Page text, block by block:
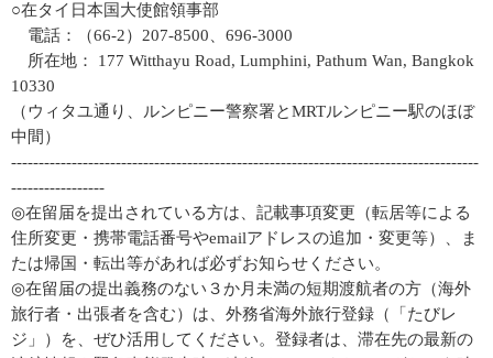
○在タイ日本国大使館領事部
電話：（66-2）207-8500、696-3000
所在地： 177 Witthayu Road, Lumphini, Pathum Wan, Bangkok
10330
（ウィタユ通り、ルンピニー警察署とMRTルンピニー駅のほぼ
中間）
-------------------------------------------------------------------------------------
-----------------
◎在留届を提出されている方は、記載事項変更（転居等による
住所変更・携帯電話番号やemailアドレスの追加・変更等）、ま
たは帰国・転出等があれば必ずお知らせください。
◎在留届の提出義務のない３か月未満の短期渡航者の方（海外
旅行者・出張者を含む）は、外務省海外旅行登録（「たびレ
ジ」）を、ぜひ活用してください。登録者は、滞在先の最新の